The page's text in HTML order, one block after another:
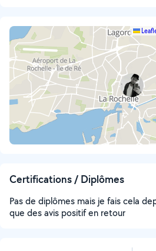
Certifications / Diplômes
Pas de diplômes mais je fais cela
que des avis positif en retour